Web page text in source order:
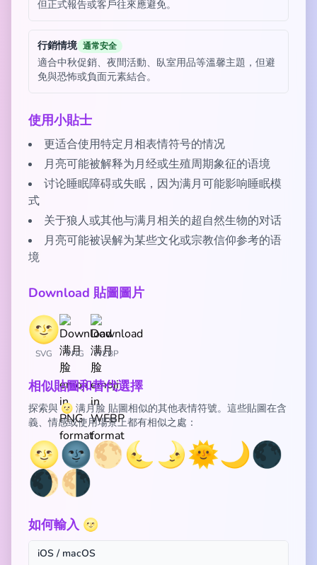
但正式報告或客戶往來應避免。
行銷情境 通常安全
適合中秋促銷、夜間活動、臥室用品等溫馨主題，但避
免與恐怖或負面元素結合。
使用小貼士
更适合使用特定月相表情符号的情况
月亮可能被解释为月经或生殖周期象征的语境
讨论睡眠障碍或失眠，因为满月可能影响睡眠模
式
关于狼人或其他与满月相关的超自然生物的对话
月亮可能被误解为某些文化或宗教信仰参考的语
境
Download 貼圖圖片
SVG PNG WEBP
相似貼圖和替代選擇
探索與 🌝 满月脸 貼圖相似的其他表情符號。這些貼圖在含
義、情感或使用場景上都有相似之處：
🌝🌚🌕🌜🌛🌞🌙🌑
🌒🌗
如何輸入 🌝
iOS / macOS